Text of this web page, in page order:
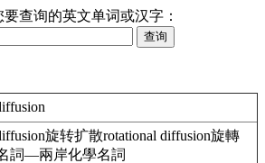
查询的英文单词或汉字：
旋转扩散rotational diffusion旋轉
詞—兩岸化學名詞